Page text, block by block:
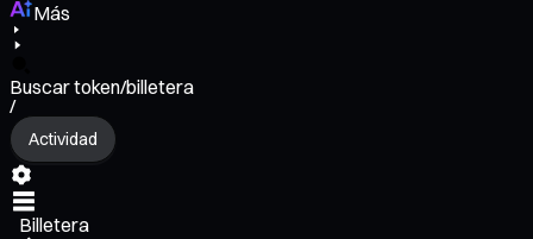
Más
Buscar token/billetera
/
Actividad
Billetera